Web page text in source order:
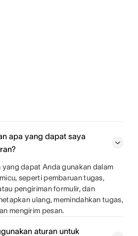
apa yang dapat saya
yang dapat Anda gunakan dalam
seperti pembaruan tugas,
pengiriman formulir, dan
ulang, memindahkan tugas,
mengirim pesan.
aturan untuk